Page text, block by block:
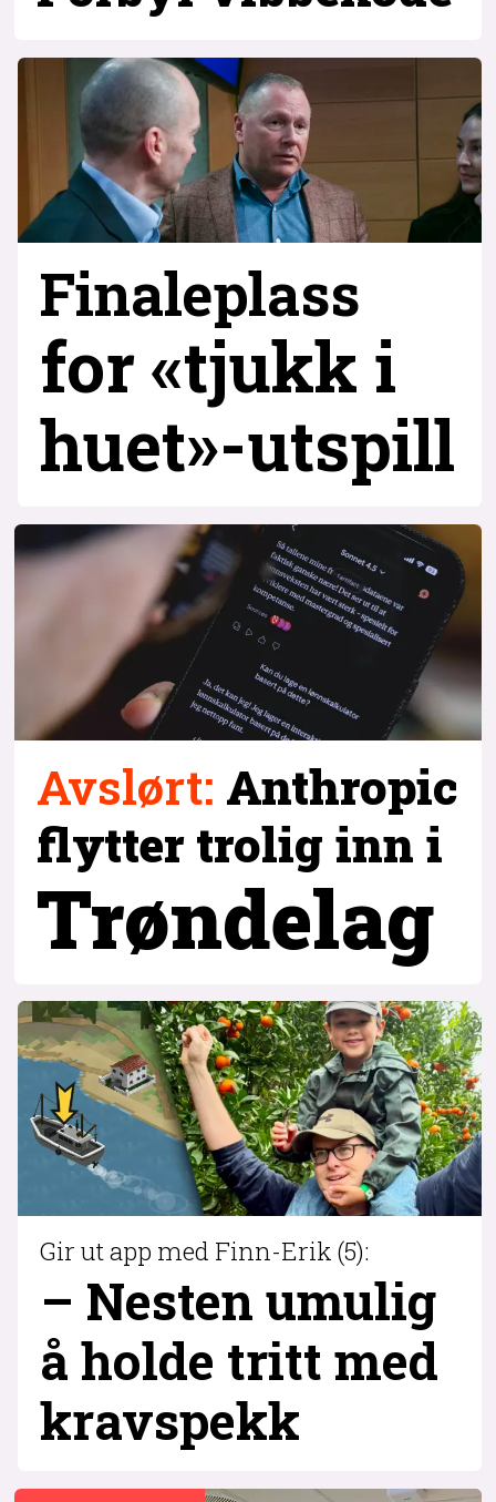
Finaleplass
for «tjukk i
huet»-utspill
Avslørt: Anthropic
flytter trolig inn i
Trøndelag
Gir ut app med Finn-Erik (5):
– Nesten umulig
å holde tritt med
krav­spekk